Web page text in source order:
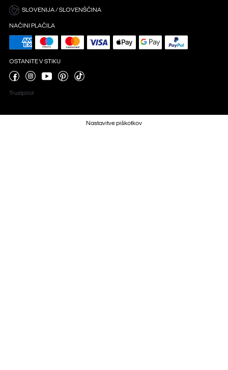
SLOVENIJA / SLOVENŠČINA
NAČINI PLAČILA
OSTANITE V STIKU
Trustpilot
Nastavitve piškotkov